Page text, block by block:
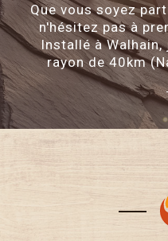
Que vous soyez
n'hésitez pas à
Installé à
rayon de 40km